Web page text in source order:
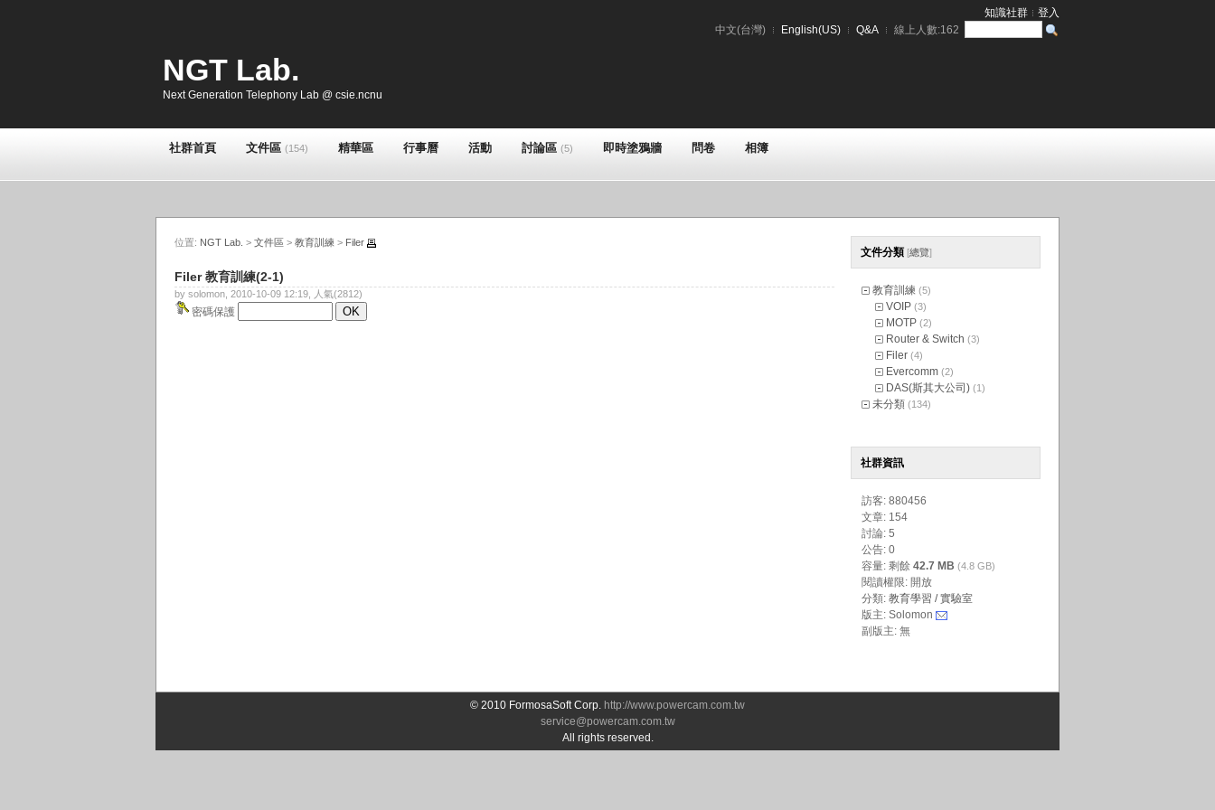
知識社群
登入
中文(台灣)
English(US) Q&A 線上人數:162
NGT Lab.
Next Generation Telephony Lab @ csie.ncnu
社群首頁 文件區 (154) 精華區 行事曆 活動 討論區 (5) 即時塗鴉牆 問卷 相簿
文件分類 [總覽]
教育訓練 (5)
VOIP (3)
MOTP (2)
Router & Switch (3)
Filer (4)
Evercomm (2)
DAS(斯其大公司) (1)
未分類 (134)
社群資訊
訪客: 880456
文章: 154
討論: 5
公告: 0
容量: 剩餘 42.7 MB (4.8 GB)
閱讀權限: 開放
分類: 教育學習 / 實驗室
版主: Solomon
副版主: 無
位置: NGT Lab. > 文件區 > 教育訓練 > Filer
Filer 教育訓練(2-1)
by solomon, 2010-10-09 12:19, 人氣(2812)
密碼保護
© 2010 FormosaSoft Corp. http://www.powercam.com.tw
service@powercam.com.tw
All rights reserved.